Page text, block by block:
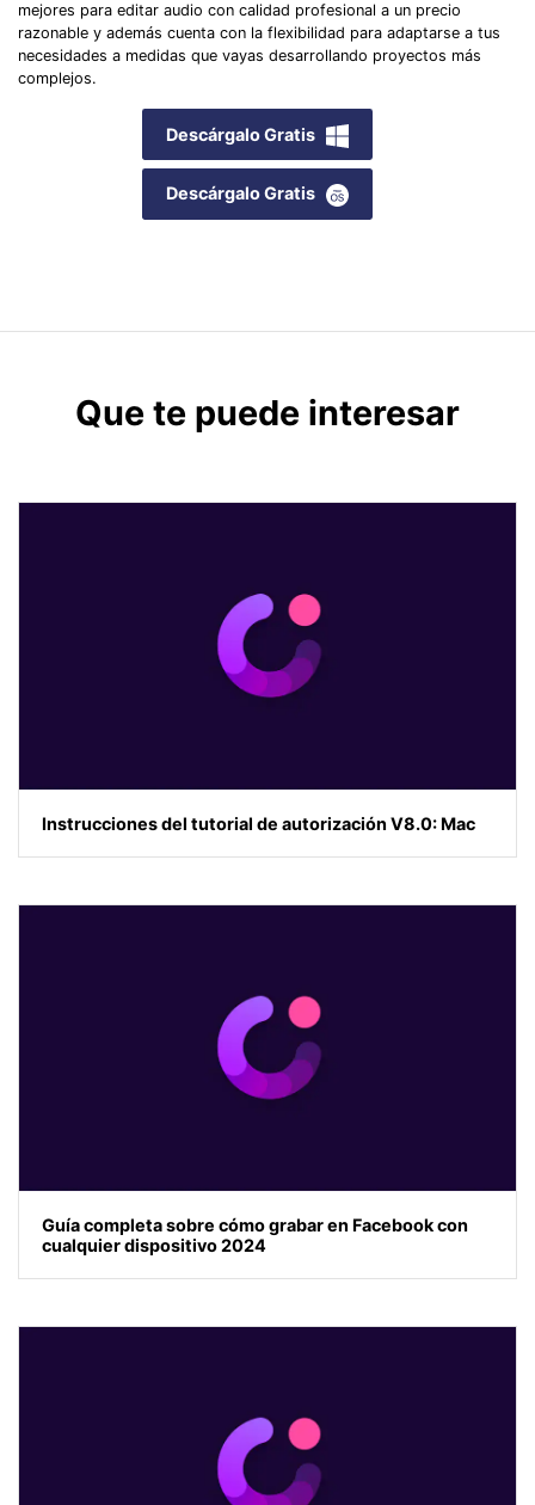
mejores para editar audio con calidad profesional a un precio
razonable y además cuenta con la flexibilidad para adaptarse a tus
necesidades a medidas que vayas desarrollando proyectos más
complejos.
Descárgalo Gratis
Descárgalo Gratis
Que te puede interesar
Instrucciones del tutorial de autorización V8.0: Mac
Guía completa sobre cómo grabar en Facebook con
cualquier dispositivo 2024